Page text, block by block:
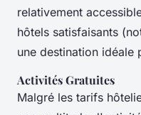
relativement
hôtels satisfaisants
une destination idéale
Activités Gratuites
Malgré les tarifs